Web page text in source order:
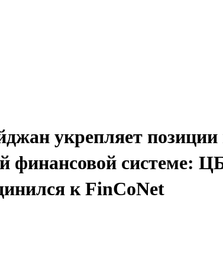
укрепляет позиции
финансовой системе:
к FinCoNet